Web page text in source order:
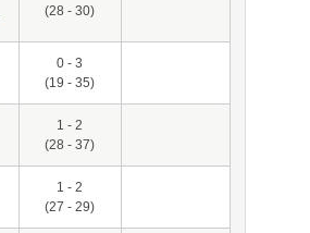
(28 - 30)
0 - 3
(19 - 35)
1 - 2
(28 - 37)
1 - 2
(27 - 29)